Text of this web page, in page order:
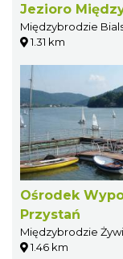
Jezioro
Międzybrodzie
1.31 km
Ośrodek
Przystań
Międzybrodzie
1.46 km